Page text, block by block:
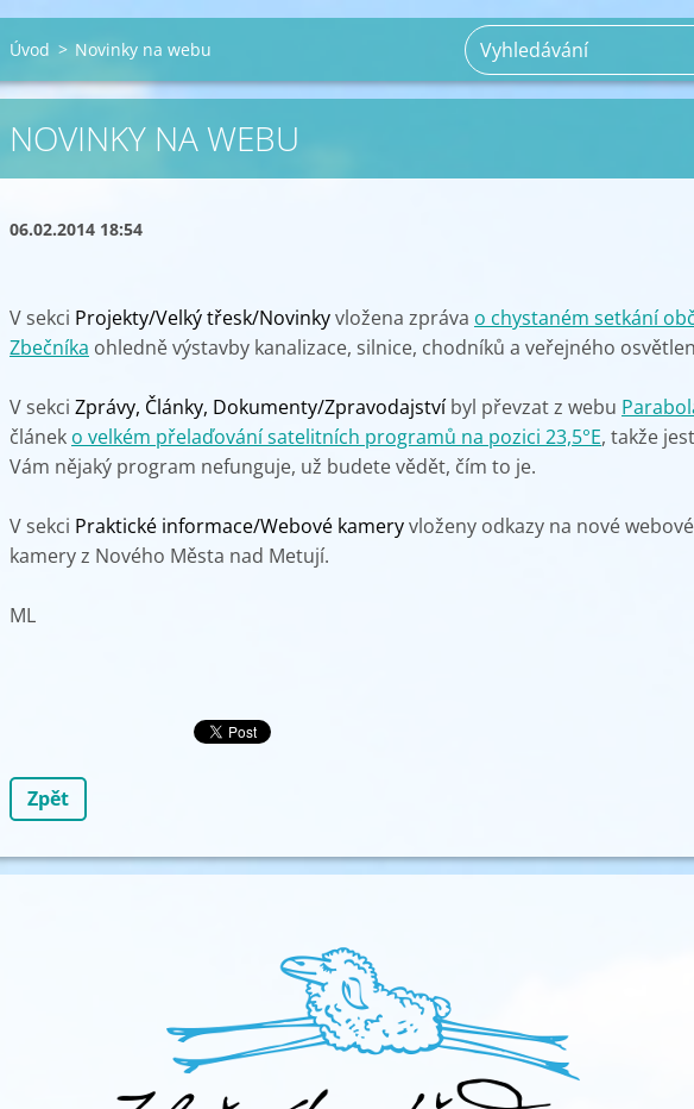
Úvod > Novinky na webu
NOVINKY NA WEBU
06.02.2014 18:54
V sekci Projekty/Velký třesk/Novinkyvložena zpráva o chystaném setkání
Zbečníka ohledně výstavby kanalizace, silnice, chodníků a veřejného
V sekci Zprávy, Články, Dokumenty/Zpravodajstvíbyl převzat z webu
článek o velkém přelaďování satelitních programů na pozici 23,5°E, takže
Vám nějaký program nefunguje, už budete vědět, čím to je.
V sekci Praktické informace/Webové kameryvloženy odkazy na nové webové
kamery z Nového Města nad Metují.
ML
Zpět